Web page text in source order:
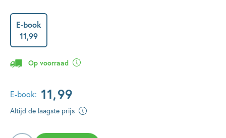
E-book
11,99
Op voorraad
E-book: 11,99
Altijd de laagste prijs